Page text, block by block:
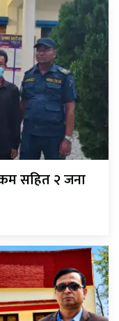
सहित २ जना